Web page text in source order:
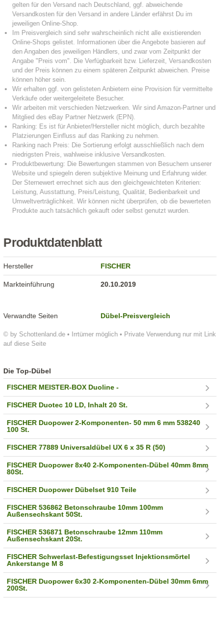
Produktdatenblatt
© by Schottenland.de • Irrtümer möglich • Private Verwendung nur mit Link
auf diese Seite
Hersteller FISCHER
Markteinführung 20.10.2019
Verwandte Seiten Dübel-Preisvergleich
Die Top-Dübel
FISCHER MEISTER-BOX Duoline -
FISCHER Duotec 10 LD, Inhalt 20 St.
FISCHER Duopower 2-Komponenten- 50 mm 6 mm 538240
100 St.
FISCHER 77889 Universaldübel UX 6 x 35 R (50)
FISCHER Duopower 8x40 2-Komponenten-Dübel 40mm 8mm
80St.
FISCHER Duopower Dübelset 910 Teile
FISCHER 536862 Betonschraube 10mm 100mm
Außensechskant 50St.
FISCHER 536871 Betonschraube 12mm 110mm
Außensechskant 20St.
FISCHER Schwerlast-Befestigungsset Injektionsmörtel
Ankerstange M 8
FISCHER Duopower 6x30 2-Komponenten-Dübel 30mm 6mm
200St.